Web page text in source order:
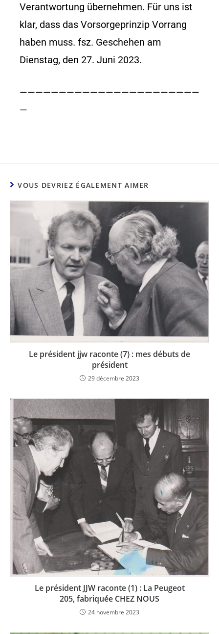
Verantwortung übernehmen. Für uns ist
klar, dass das Vorsorgeprinzip Vorrang
haben muss. fsz. Geschehen am
Dienstag, den 27. Juni 2023.
———————————————————————
—
VOUS DEVRIEZ ÉGALEMENT AIMER
Le président jjw raconte (7) : mes débuts de
président
29 décembre 2023
Le président JJW raconte (1) : La Peugeot
205, fabriquée CHEZ NOUS
24 novembre 2023